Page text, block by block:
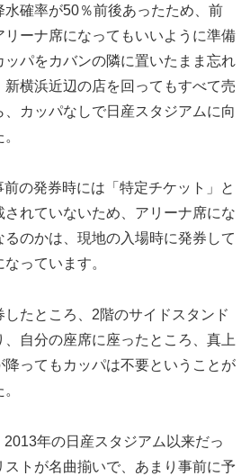
確率が50％前後あったため、前
リーナ席になってもいいように準備
ッパをカバンの隣に置いたまま忘れ
横浜近辺の店を回ってもすべて売
、カッパなしで日産スタジアムに向
前の発券時には「特定チケット」と
れていないため、アリーナ席にな
るのかは、現地の入場時に発券して
っています。
したところ、2階のサイドスタンド
、自分の座席に座ったところ、真上
降ってもカッパは不要ということが
2013年の日産スタジアム以来だっ
トが名曲揃いで、あまり事前に予